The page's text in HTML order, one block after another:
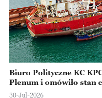
Biuro Polityczne KC
Plenum i omówiło stan
30-Jul-2026